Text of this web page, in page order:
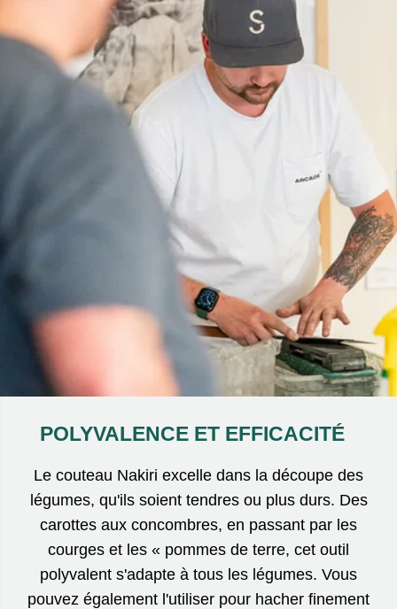
POLYVALENCE ET EFFICACITÉ
Le couteau Nakiri excelle dans la découpe des
légumes, qu'ils soient tendres ou plus durs. Des
carottes aux concombres, en passant par les
courges et les « pommes de terre, cet outil
polyvalent s'adapte à tous les légumes. Vous
pouvez également l'utiliser pour hacher finement